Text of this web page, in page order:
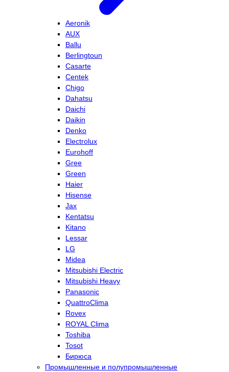
Aeronik
AUX
Ballu
Berlingtoun
Casarte
Centek
Chigo
Dahatsu
Daichi
Daikin
Denko
Electrolux
Eurohoff
Gree
Green
Haier
Hisense
Jax
Kentatsu
Kitano
Lessar
LG
Midea
Mitsubishi Electric
Mitsubishi Heavy
Panasonic
QuattroClima
Rovex
ROYAL Clima
Toshiba
Tosot
Бирюса
Промышленные и полупромышленные